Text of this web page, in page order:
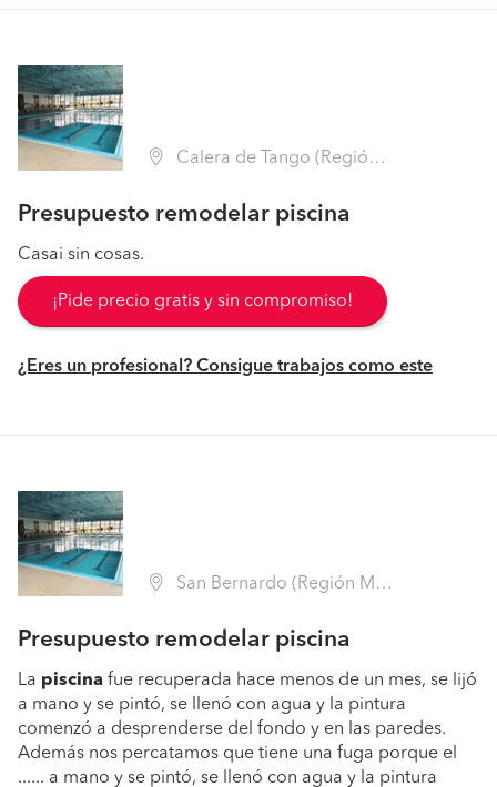
Calera de Tango (Región Metropolitana - Maipo)
Presupuesto remodelar piscina
Casai sin cosas.
¡Pide precio gratis y sin compromiso!
¿Eres un profesional? Consigue trabajos como este
San Bernardo (Región Metropolitana - Maipo)
Presupuesto remodelar piscina
La piscina fue recuperada hace menos de un mes, se lijó
a mano y se pintó, se llenó con agua y la pintura
comenzó a desprenderse del fondo y en las paredes.
Además nos percatamos que tiene una fuga porque el
...... a mano y se pintó, se llenó con agua y la pintura